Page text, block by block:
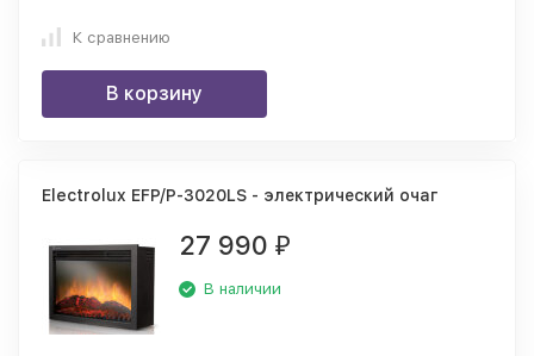
К сравнению
В корзину
Electrolux EFP/P-3020LS - электрический очаг
27 990 ₽
В наличии